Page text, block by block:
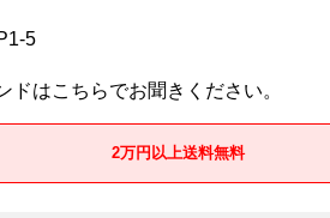
5
ドはこちらでお聞きください。
2万円以上送料無料